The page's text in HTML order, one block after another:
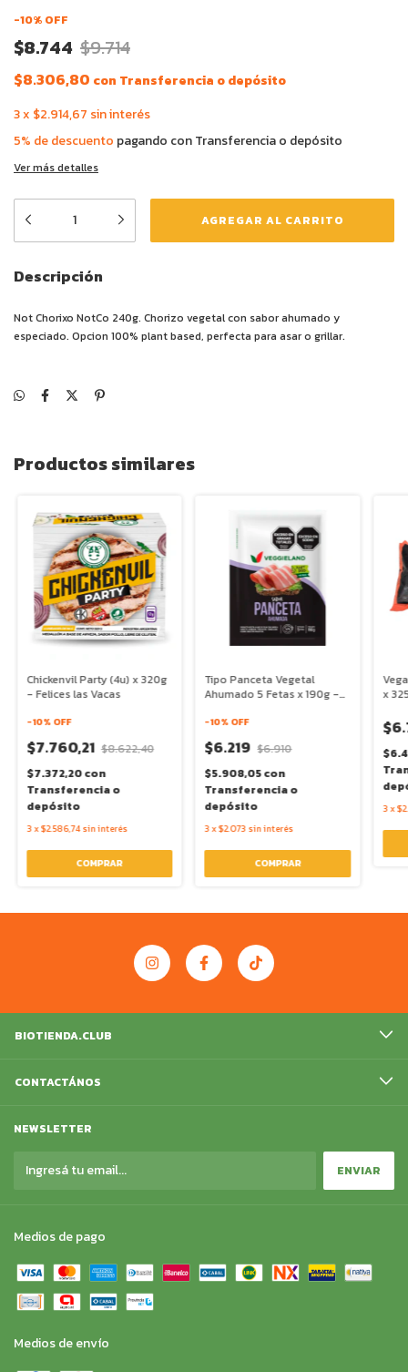
-10% OFF
$8.744 $9.714
$8.306,80 con Transferencia o depósito
3x $2.914,67 sin interés
5% de descuento pagando con Transferencia o depósito
Ver más detalles
Descripción
Not Chorixo NotCo 240g. Chorizo vegetal con sabor ahumado y
especiado. Opcion 100% plant based, perfecta para asar o grillar.
Productos similares
Chickenvil Party (4u) x 320g
- Felices las Vacas
-10% OFF
$7.760,21 $8.622,40
$7.372,20con
Transferencia o
depósito
3x$2.586,74 sin interés
Tipo Panceta Vegetal
Ahumado 5 Fetas x 190g -
-10% OFF
$6.219 $6.910
$5.908,05con
Transferencia o
depósito
3x$2.073 sin interés
x
3x
BIOTIENDA.CLUB
CONTACTÁNOS
NEWSLETTER
Medios de pago
Medios de envío